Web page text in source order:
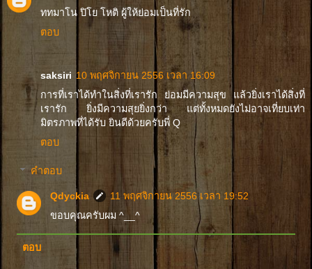
ททมาโน ปิโย โหติ ผู้ให้ย่อมเป็นที่รัก
ตอบ
saksiri 10 พฤศจิกายน 2556 เวลา 16:09
การที่เราได้ทำในสิ่งที่เรารัก ย่อมมีความสุข แล้วยิ่งเราได้สิ่งที่
เรารัก ยิ่งมีความสุยยิ่งกว่า แต่ทั้งหมดยังไม่อาจเที่ยบเท่า
มิตรภาพที่ได้รับ ยินดีด้วยครับพี่ Q
ตอบ
คำตอบ
Qdyckia
11 พฤศจิกายน 2556 เวลา 19:52
ขอบคุณครับผม ^__^
ตอบ